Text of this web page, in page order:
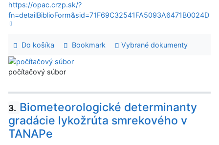
https://opac.crzp.sk/?
fn=detailBiblioForm&sid=71F69C32541FA5093A6471B0024D
Do košíka Bookmark Vybrané dokumenty
počítačový súbor
3. Biometeorologické determinanty
gradácie lykožrúta smrekového v
TANAPe